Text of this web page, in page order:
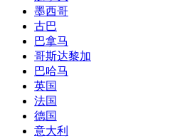
墨西哥
古巴
巴拿马
哥斯达黎加
巴哈马
英国
法国
德国
意大利